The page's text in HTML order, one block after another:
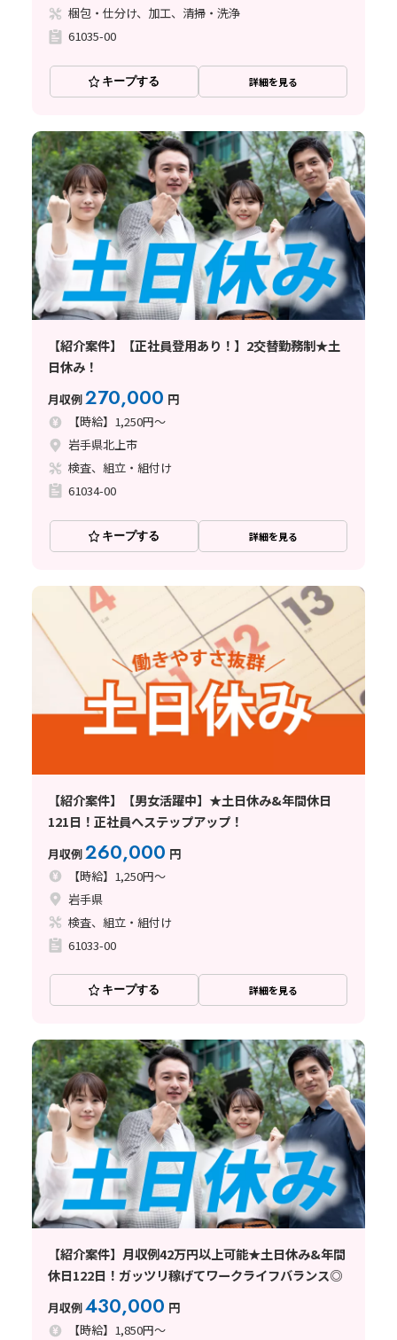
梱包・仕分け、加工、清掃・洗浄
61035-00
キープする 詳細を見る
【紹介案件】【正社員登用あり！】2交替勤務制★土
日休み！
月収例270,000 円
【時給】1,250円～
岩手県北上市
検査、組立・組付け
61034-00
キープする 詳細を見る
【紹介案件】【男女活躍中】★土日休み&年間休日
121日！正社員へステップアップ！
月収例260,000 円
【時給】1,250円～
岩手県
検査、組立・組付け
61033-00
キープする 詳細を見る
【紹介案件】月収例42万円以上可能★土日休み&年間
休日122日！ガッツリ稼げてワークライフバランス◎
月収例430,000 円
【時給】1,850円～